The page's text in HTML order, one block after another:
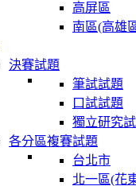
高屏區
南區(高雄
決賽試題
筆試試題
口試試題
獨立研究
各分區複賽試題
台北市
北一區(花